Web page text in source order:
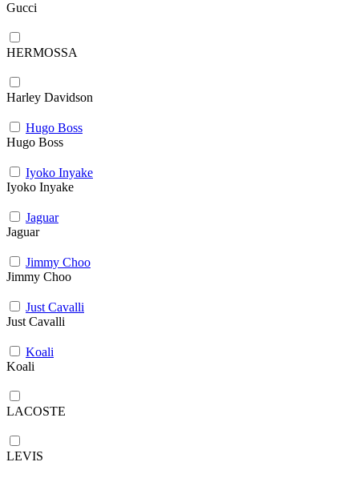
Gucci
HERMOSSA
Harley Davidson
Hugo Boss
Hugo Boss
Iyoko Inyake
Iyoko Inyake
Jaguar
Jaguar
Jimmy Choo
Jimmy Choo
Just Cavalli
Just Cavalli
Koali
Koali
LACOSTE
LEVIS